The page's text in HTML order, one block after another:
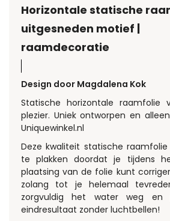
Horizontale statische
uitgesneden motief |
raamdecoratie
Design door Magdalena Kok
Statische horizontale raamfolie
plezier. Uniek ontworpen en
Uniquewinkel.nl
Deze kwaliteit statische raamfolie
te plakken doordat je tijdens
plaatsing van de folie kunt
zolang tot je helemaal
zorgvuldig het water weg
eindresultaat zonder luchtbellen!